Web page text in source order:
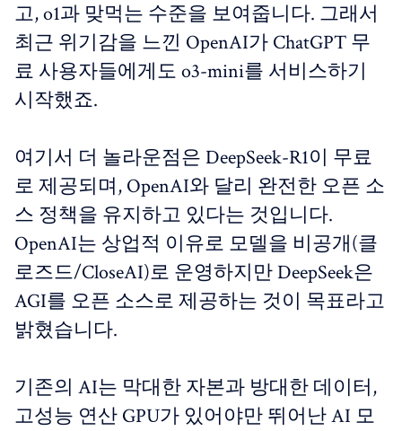
고, o1과 맞먹는 수준을 보여줍니다. 그래서
최근 위기감을 느낀 OpenAI가 ChatGPT 무
료 사용자들에게도 o3-mini를 서비스하기
시작했죠.
여기서 더 놀라운점은 DeepSeek-R1이 무료
로 제공되며, OpenAI와 달리 완전한 오픈 소
스 정책을 유지하고 있다는 것입니다.
OpenAI는 상업적 이유로 모델을 비공개(클
로즈드/CloseAI)로 운영하지만 DeepSeek은
AGI를 오픈 소스로 제공하는 것이 목표라고
밝혔습니다.
기존의 AI는 막대한 자본과 방대한 데이터,
고성능 연산 GPU가 있어야만 뛰어난 AI 모